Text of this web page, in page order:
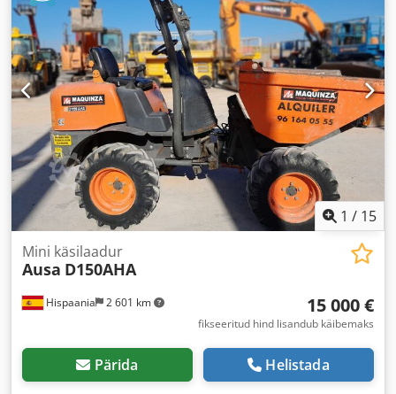
1 / 15
Hispaania 2 601 km
Mini käsilaadur
Ausa D150AHA
15 000 €
fikseeritud hind lisandub käibemaks
Pärida Helistada